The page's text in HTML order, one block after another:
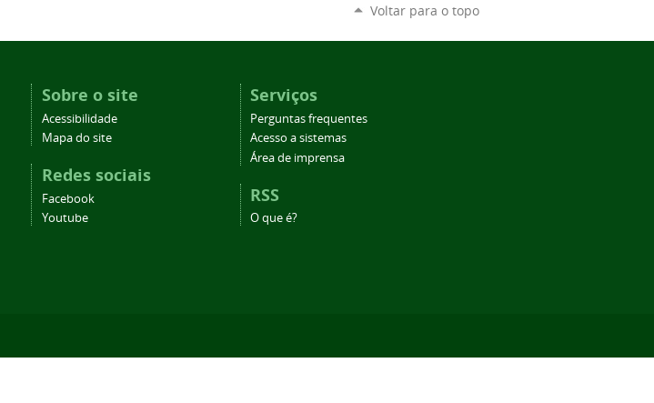
Voltar para o topo
Sobre o site
Acessibilidade
Mapa do site
Redes sociais
Facebook
Youtube
Serviços
Perguntas frequentes
Acesso a sistemas
Área de imprensa
RSS
O que é?